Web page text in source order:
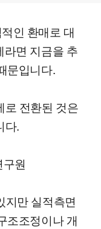
인 환매로 대
라면 지금을 추
문입니다.
로 전환된 것은
다.
원
지만 실적측면
조조정이나 개